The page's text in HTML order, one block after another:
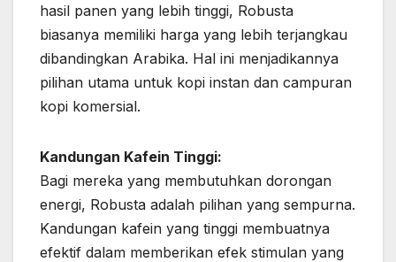
hasil panen yang lebih tinggi, Robusta
biasanya memiliki harga yang lebih terjangkau
dibandingkan Arabika. Hal ini menjadikannya
pilihan utama untuk kopi instan dan campuran
kopi komersial.
Kandungan Kafein Tinggi:
Bagi mereka yang membutuhkan dorongan
energi, Robusta adalah pilihan yang sempurna.
Kandungan kafein yang tinggi membuatnya
efektif dalam memberikan efek stimulan yang